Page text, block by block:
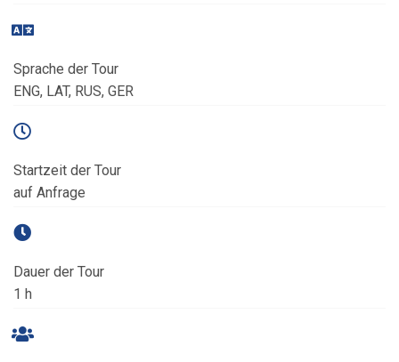
Sprache der Tour
ENG, LAT, RUS, GER
Startzeit der Tour
auf Anfrage
Dauer der Tour
1 h